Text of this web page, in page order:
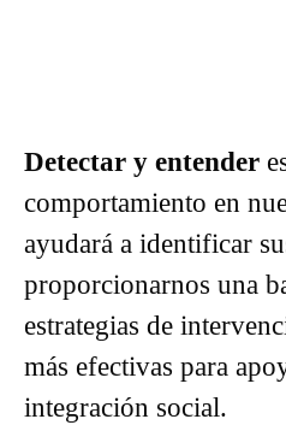
Detectar y entender
comportamiento en
ayudará a identificar
proporcionarnos una
estrategias de
más efectivas para
integración social.